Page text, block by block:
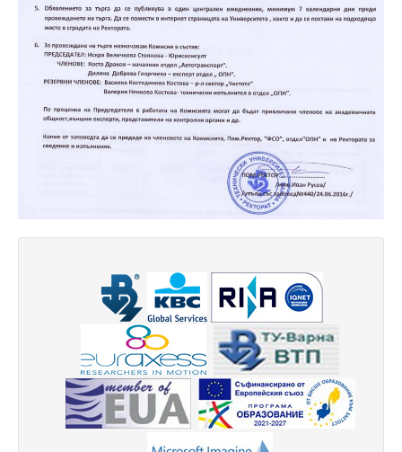
Факултети
Машинно-технологичен факултет
Корабостроителен факултет
Електротехнически факултет
Факултет по изчислителна техника и автоматизация
Колежи
Колеж в структурата на ТУ-Варна
Департамент ЕПОС
Научноизследователски институт
Отдели и Центрове
Високотехнологичен парк